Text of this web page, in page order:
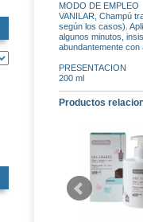
MODO DE EMPLEO
VANILAR, Champú
según los casos).
algunos minutos,
abundantemente con
PRESENTACION
200 ml
Productos